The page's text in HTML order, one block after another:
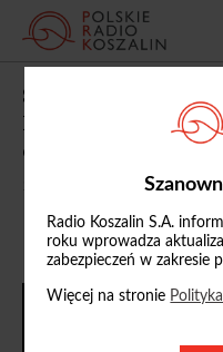
Radio Koszalin S.A.
roku wprowadza
zabezpieczeń w zakresie
Więcej na stronie
SMS o
Policja ostrzega
oszustwa